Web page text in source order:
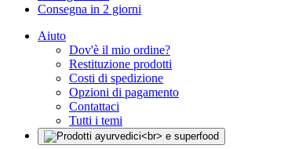
Consegna in 2 giorni
Aiuto
Dov'è il mio ordine?
Restituzione prodotti
Costi di spedizione
Opzioni di pagamento
Contattaci
Tutti i temi